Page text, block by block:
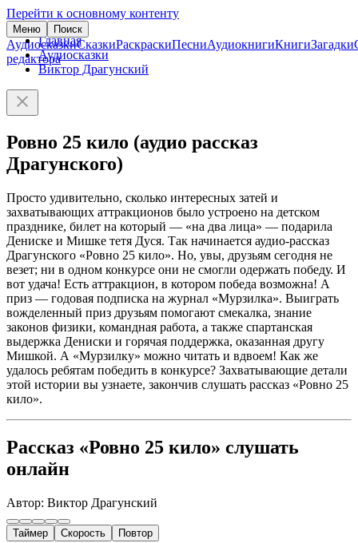
Перейти к основному контенту
Меню Поиск
АудиосказкиСказкиРаскраскиПесниАудиокнигиКнигиЗагадки
редактора
Главная
Аудиосказки
Виктор Драгунский
Ровно 25 кило (аудио рассказ
Драгунского)
Просто удивительно, сколько интересных затей и
захватывающих аттракционов было устроено на детском
празднике, билет на который — «на два лица» — подарила
Дениске и Мишке тетя Дуся. Так начинается аудио-рассказ
Драгунского «Ровно 25 кило». Но, увы, друзьям сегодня не
везет; ни в одном конкурсе они не смогли одержать победу. И
вот удача! Есть аттракцион, в котором победа возможна! А
приз — годовая подписка на журнал «Мурзилка». Выиграть
вожделенный приз друзьям помогают смекалка, знание
законов физики, командная работа, а также спартанская
выдержка Дениски и горячая поддержка, оказанная другу
Мишкой. А «Мурзилку» можно читать и вдвоем! Как же
удалось ребятам победить в конкурсе? Захватывающие детали
этой истории вы узнаете, закончив слушать рассказ «Ровно 25
кило».
Рассказ «Ровно 25 кило» слушать
онлайн
Автор: Виктор Драгунский
Таймер Скорость Повтор